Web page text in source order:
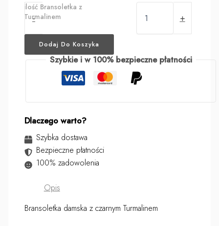
-
ilość Bransoletka z
Turmalinem
+
Dodaj Do Koszyka
Szybkie i w 100% bezpieczne płatności
Dlaczego warto?
Szybka dostawa
Bezpieczne płatności
100% zadowolenia
Opis
Bransoletka damska z czarnym Turmalinem